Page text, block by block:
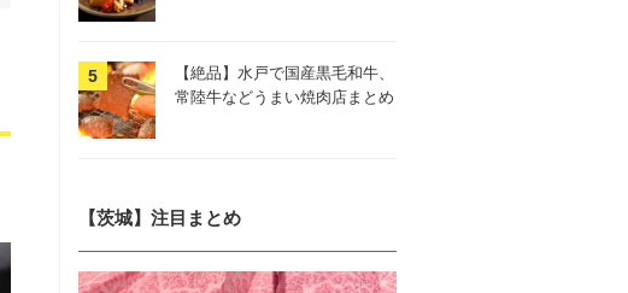
【絶品】水戸で国産黒毛和牛、
常陸牛などうまい焼肉店まとめ
【茨城】注目まとめ